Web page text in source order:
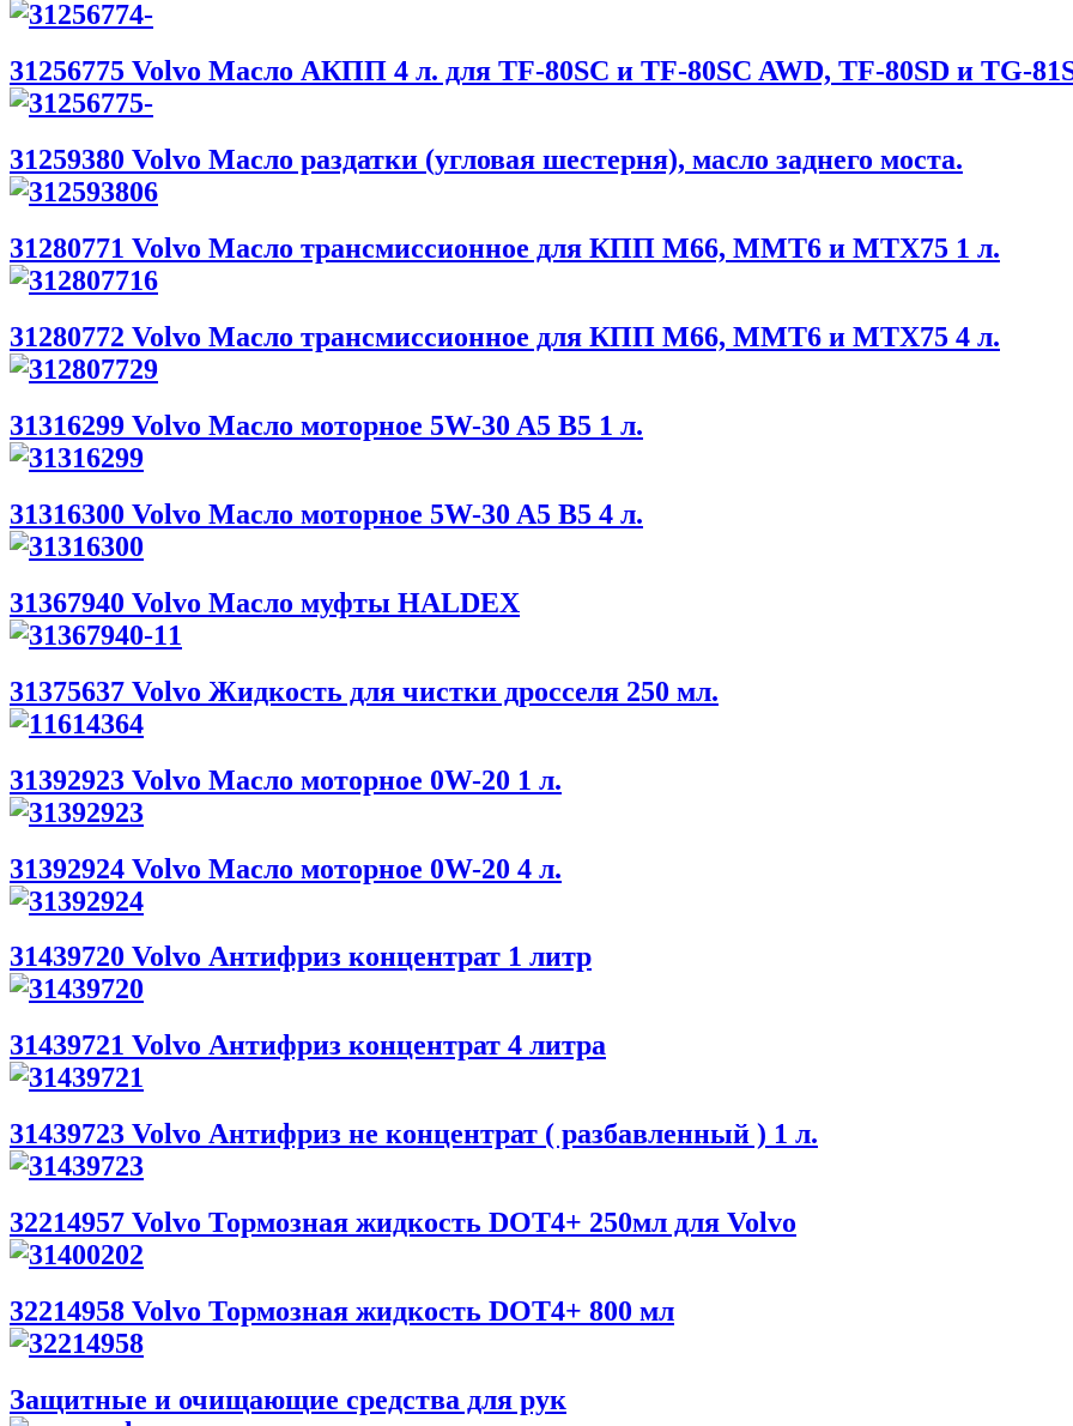
31256775 Volvo Масло АКПП 4 л. для TF-80SC и TF-80SC AWD, TF-80SD и TG-
31259380 Volvo Масло раздатки (угловая шестерня), масло заднего моста.
31280771 Volvo Масло трансмиссионное для КПП M66, MMT6 и MTX75 1 л.
31280772 Volvo Масло трансмиссионное для КПП M66, MMT6 и MTX75 4 л.
31316299 Volvo Масло моторное 5W-30 A5 B5 1 л.
31316300 Volvo Масло моторное 5W-30 A5 B5 4 л.
31367940 Volvo Масло муфты HALDEX
31375637 Volvo Жидкость для чистки дросселя 250 мл.
31392923 Volvo Масло моторное 0W-20 1 л.
31392924 Volvo Масло моторное 0W-20 4 л.
31439720 Volvo Антифриз концентрат 1 литр
31439721 Volvo Антифриз концентрат 4 литра
31439723 Volvo Антифриз не концентрат ( разбавленный ) 1 л.
32214957 Volvo Тормозная жидкость DOT4+ 250мл для Volvo
32214958 Volvo Тормозная жидкость DOT4+ 800 мл
Защитные и очищающие средства для рук